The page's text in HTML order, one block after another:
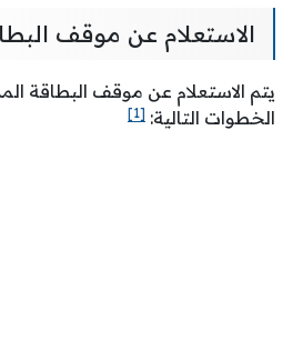
الاستعلام عن موقف
يتم الاستعلام عن موقف البطاقة
الخطوات التالية: [1]